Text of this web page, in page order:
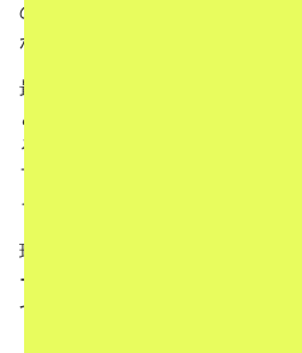
の地に足を踏み入れたような感
があります。
最先端のファッションを展開し
と、カルチャーやアートの側面
るストアというのも魅力の一つ。
ファッション・アート好きには
っています。
現在、2024年5月に世界で8店舗
ーケットをパリにオープンさせ
つ店舗を増やしているドーバー。